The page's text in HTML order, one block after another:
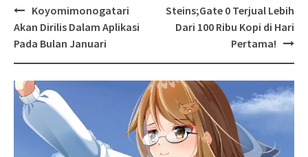
Post
navigation
Koyomimonogatari
Akan Dirilis Dalam Aplikasi
Pada Bulan Januari
Steins;Gate 0 Terjual Lebih
Dari 100 Ribu Kopi di Hari
Pertama!